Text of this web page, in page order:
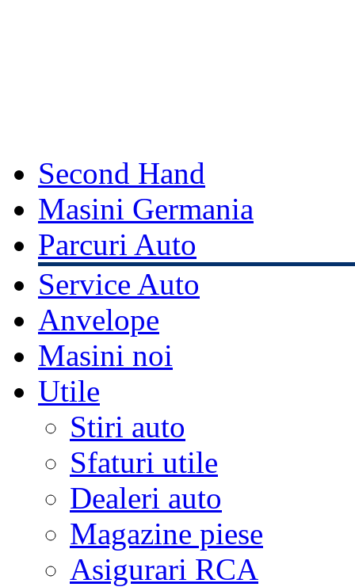
Second Hand
Masini Germania
Parcuri Auto
Service Auto
Anvelope
Masini noi
Utile
Stiri auto
Sfaturi utile
Dealeri auto
Magazine piese
Asigurari RCA